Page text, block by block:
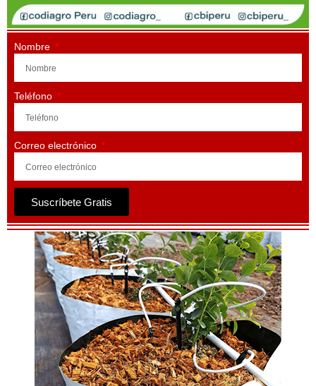
Nombre
Teléfono
Correo electrónico
Suscríbete Gratis